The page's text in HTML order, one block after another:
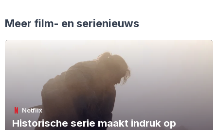
Meer film- en serienieuws
Netflix
Historische serie maakt indruk op